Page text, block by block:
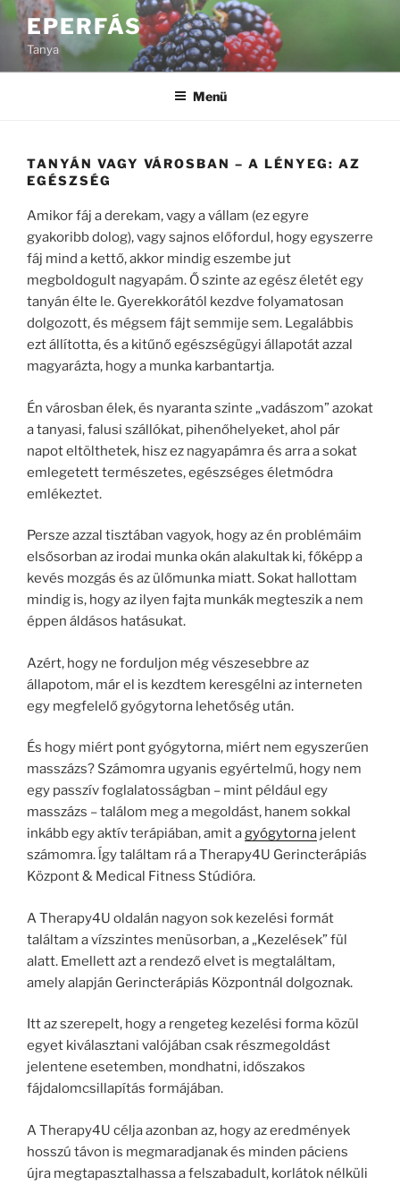
Tartalomhoz
EPERFÁS
Tanya
Menü
TANYÁN VAGY VÁROSBAN – A LÉNYEG: AZ
EGÉSZSÉG
Amikor fáj a derekam, vagy a vállam (ez egyre
gyakoribb dolog), vagy sajnos előfordul, hogy egyszerre
fáj mind a kettő, akkor mindig eszembe jut
megboldogult nagyapám. Ő szinte az egész életét egy
tanyán élte le. Gyerekkorától kezdve folyamatosan
dolgozott, és mégsem fájt semmije sem. Legalábbis
ezt állította, és a kitűnő egészségügyi állapotát azzal
magyarázta, hogy a munka karbantartja.
Én városban élek, és nyaranta szinte „vadászom” azokat
a tanyasi, falusi szállókat, pihenőhelyeket, ahol pár
napot eltölthetek, hisz ez nagyapámra és arra a sokat
emlegetett természetes, egészséges életmódra
emlékeztet.
Persze azzal tisztában vagyok, hogy az én problémáim
elsősorban az irodai munka okán alakultak ki, főképp a
kevés mozgás és az ülőmunka miatt. Sokat hallottam
mindig is, hogy az ilyen fajta munkák megteszik a nem
éppen áldásos hatásukat.
Azért, hogy ne forduljon még vészesebbre az
állapotom, már el is kezdtem keresgélni az interneten
egy megfelelő gyógytorna lehetőség után.
És hogy miért pont gyógytorna, miért nem egyszerűen
masszázs? Számomra ugyanis egyértelmű, hogy nem
egy passzív foglalatosságban – mint például egy
masszázs – találom meg a megoldást, hanem sokkal
inkább egy aktív terápiában, amit agyógytorna jelent
számomra. ĺgy találtam rá a Therapy4U Gerincterápiás
Központ & Medical Fitness Stúdióra.
A Therapy4U oldalán nagyon sok kezelési formát
találtam a vízszintes menüsorban, a „Kezelések” fül
alatt. Emellett azt a rendező elvet is megtaláltam,
amely alapján Gerincterápiás Központnál dolgoznak.
Itt az szerepelt, hogy a rengeteg kezelési forma közül
egyet kiválasztani valójában csak részmegoldást
jelentene esetemben, mondhatni, időszakos
fájdalomcsillapítás formájában.
A Therapy4U célja azonban az, hogy az eredmények
hosszú távon is megmaradjanak és minden páciens
újra megtapasztalhassa a felszabadult, korlátok nélküli